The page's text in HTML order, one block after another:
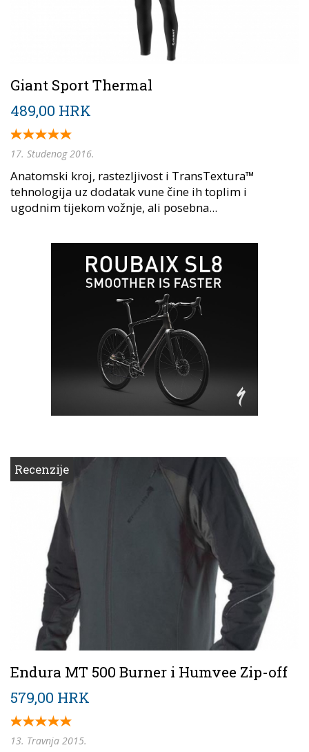
Giant Sport Thermal
489,00 HRK
17. Studenog 2016.
Anatomski kroj, rastezljivost i TransTextura™
tehnologija uz dodatak vune čine ih toplim i
ugodnim tijekom vožnje, ali posebna...
Recenzije
Endura MT 500 Burner i Humvee Zip-off
579,00 HRK
13. Travnja 2015.